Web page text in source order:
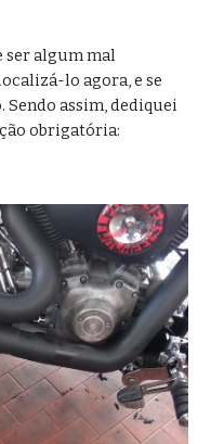
ser algum mal
lo agora, e se
assim, dediquei
obrigatória: